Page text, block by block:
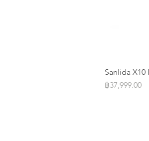
Sanlida X10
Price
฿37,999.00